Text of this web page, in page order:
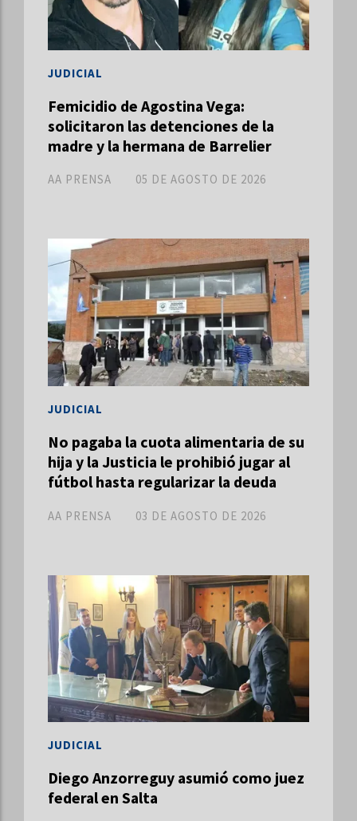
Femicidio de Agostina Vega:
solicitaron las detenciones de la
madre y la hermana de Barrelier
AA PRENSA
JUDICIAL
05 DE AGOSTO DE 2026
No pagaba la cuota alimentaria de su
hija y la Justicia le prohibió jugar al
fútbol hasta regularizar la deuda
AA PRENSA
JUDICIAL
03 DE AGOSTO DE 2026
Diego Anzorreguy asumió como juez
federal en Salta
JUDICIAL